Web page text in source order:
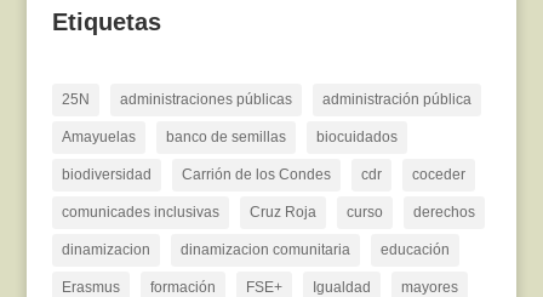
Etiquetas
25N administraciones públicas administración pública
Amayuelas banco de semillas biocuidados
biodiversidad Carrión de los Condes cdr coceder
comunicades inclusivas Cruz Roja curso derechos
dinamizacion dinamizacion comunitaria educación
Erasmus formación FSE+ Igualdad mayores